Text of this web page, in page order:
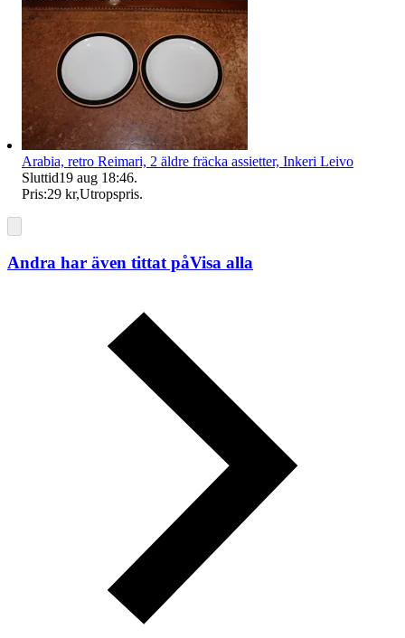
Arabia, retro Reimari, 2 äldre fräcka assietter, Inkeri Leivo
Sluttid19 aug 18:46.
Pris:29 kr,Utropspris.
Andra har även tittat påVisa alla